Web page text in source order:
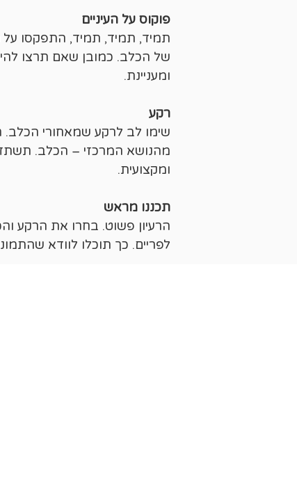
פוקוס על העיניים
תמיד, תמיד, תמיד, התפקסו על
של הכלב. כמובן שאם תרצו
ומעניינת.
רקע
שימו לב לרקע שמאחורי הכלב.
מהנושא המרכזי – הכלב.
ומקצועית.
תכננו מראש
הרעיון פשוט. בחרו את הרקע
לפריים. כך תוכלו לוודא